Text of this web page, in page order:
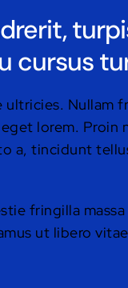
cursus
Nullam
lorem. Proin
a, tincidunt
fringilla
ut libero